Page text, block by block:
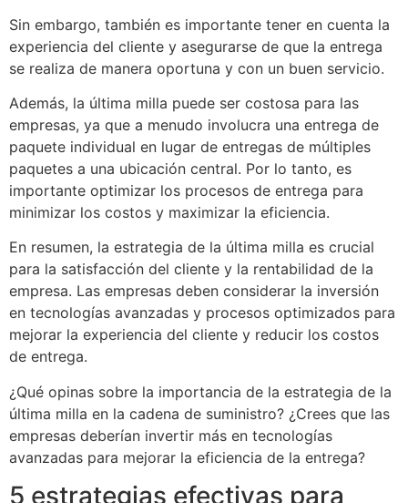
Sin embargo, también es importante tener en cuenta la
experiencia del cliente y asegurarse de que la entrega
se realiza de manera oportuna y con un buen servicio.
Además, la última milla puede ser costosa para las
empresas, ya que a menudo involucra una entrega de
paquete individual en lugar de entregas de múltiples
paquetes a una ubicación central. Por lo tanto, es
importante optimizar los procesos de entrega para
minimizar los costos y maximizar la eficiencia.
En resumen, la estrategia de la última milla es crucial
para la satisfacción del cliente y la rentabilidad de la
empresa. Las empresas deben considerar la inversión
en tecnologías avanzadas y procesos optimizados para
mejorar la experiencia del cliente y reducir los costos
de entrega.
¿Qué opinas sobre la importancia de la estrategia de la
última milla en la cadena de suministro? ¿Crees que las
empresas deberían invertir más en tecnologías
avanzadas para mejorar la eficiencia de la entrega?
5 estrategias efectivas para